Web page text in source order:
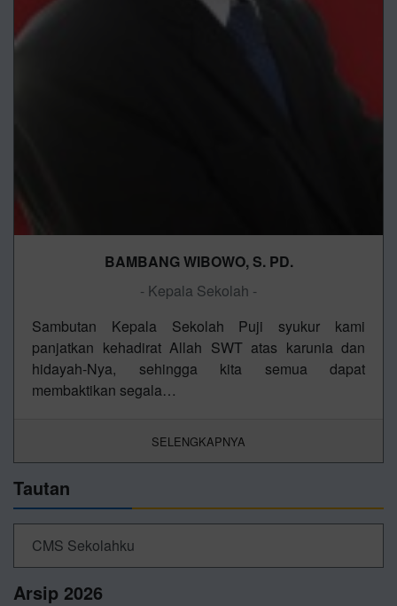
BAMBANG WIBOWO, S. PD.
- Kepala Sekolah -
Sambutan Kepala Sekolah Puji syukur kami
panjatkan kehadirat Allah SWT atas karunia dan
hidayah-Nya, sehingga kita semua dapat
membaktikan segala…
SELENGKAPNYA
Tautan
CMS Sekolahku
Arsip 2026